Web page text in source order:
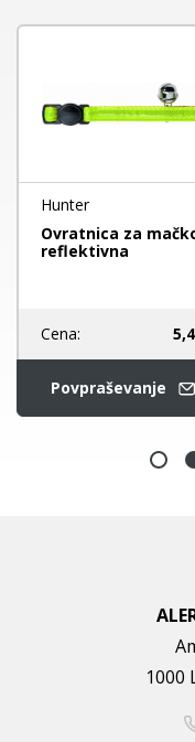
Hunter
Ovratnica za
reflektivna
Cena:
Povpraševanje
1000